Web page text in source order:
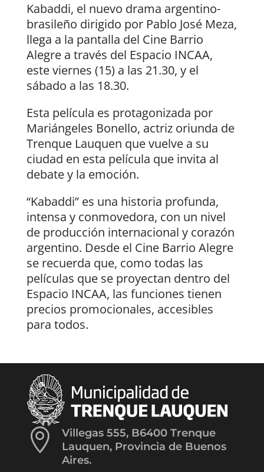
Kabaddi, el nuevo drama argentino-
brasileño dirigido por Pablo José Meza,
llega a la pantalla del Cine Barrio
Alegre a través del Espacio INCAA,
este viernes (15) a las 21.30, y el
sábado a las 18.30.
Esta película es protagonizada por
Mariángeles Bonello, actriz oriunda de
Trenque Lauquen que vuelve a su
ciudad en esta película que invita al
debate y la emoción.
“Kabaddi” es una historia profunda,
intensa y conmovedora, con un nivel
de producción internacional y corazón
argentino. Desde el Cine Barrio Alegre
se recuerda que, como todas las
películas que se proyectan dentro del
Espacio INCAA, las funciones tienen
precios promocionales, accesibles
para todos.

Villegas 555, B6400 Trenque
Lauquen, Provincia de Buenos
Aires.